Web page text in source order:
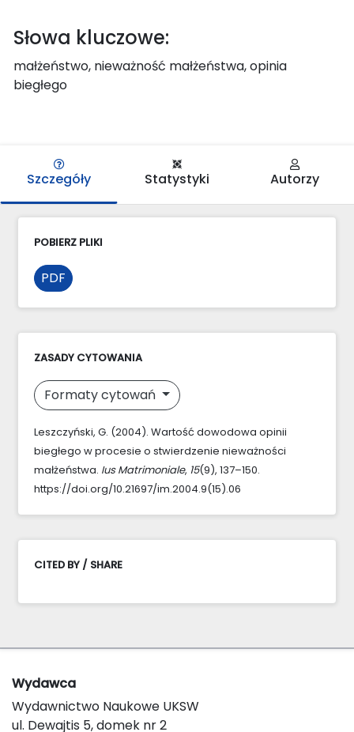
Słowa kluczowe:
małżeństwo, nieważność małżeństwa, opinia
biegłego
Szczegóły Statystyki Autorzy
POBIERZ PLIKI
PDF
ZASADY CYTOWANIA
Formaty cytowań
Leszczyński, G. (2004). Wartość dowodowa opinii
biegłego w procesie o stwierdzenie nieważności
małżeństwa. Ius Matrimoniale, 15(9), 137–150.
https://doi.org/10.21697/im.2004.9(15).06
CITED BY / SHARE
Wydawca
Wydawnictwo Naukowe UKSW
ul. Dewajtis 5, domek nr 2